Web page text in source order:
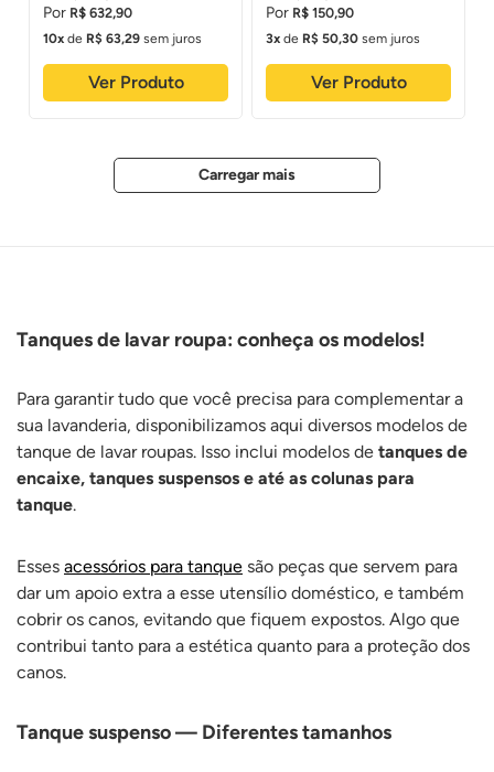
R$ 632,90
10
de R$ 63,29 sem juros
Ver Produto
R$ 150,90
3
de R$ 50,30 sem juros
Ver Produto
Tanques de lavar roupa: conheça os modelos!
Para garantir tudo que você precisa para complementar a
sua lavanderia, disponibilizamos aqui diversos modelos de
tanque de lavar roupas. Isso inclui modelos de tanques de
encaixe, tanques suspensos e até as colunas para
tanque.
Esses acessórios para tanque são peças que servem para
dar um apoio extra a esse utensílio doméstico, e também
cobrir os canos, evitando que fiquem expostos. Algo que
contribui tanto para a estética quanto para a proteção dos
canos.
Tanque suspenso — Diferentes tamanhos